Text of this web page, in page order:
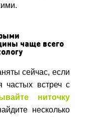
чаще всего
сейчас, если
частых встреч с
ниточку
несколько